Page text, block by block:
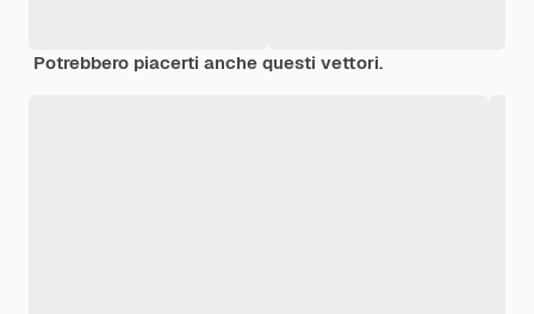
Potrebbero piacerti anche questi vettori.